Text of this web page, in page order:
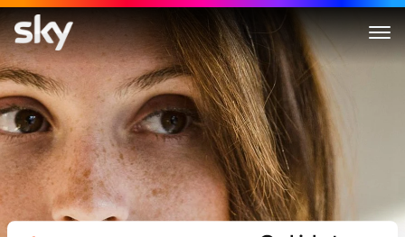
Gemma Bovery